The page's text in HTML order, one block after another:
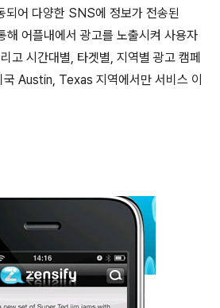
어 다양한 SNS에 정보가 전송된
해 어플내에서 광고를 노출시켜 사용자
고 시간대별, 타겟별, 지역별 광고 캠페
국 Austin, Texas 지역에서만 서비스 이